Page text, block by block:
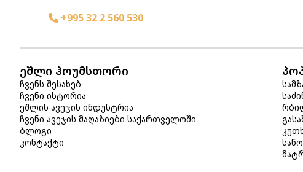
+995 32 2 560 530
ეშლი ჰოუმსთორი
ჩვენს შესახებ
ჩვენი ისტორია
ეშლის ავეჯის ინდუსტრია
ჩვენი ავეჯის მაღაზიები საქართველოში
ბლოგი
კონტაქტი